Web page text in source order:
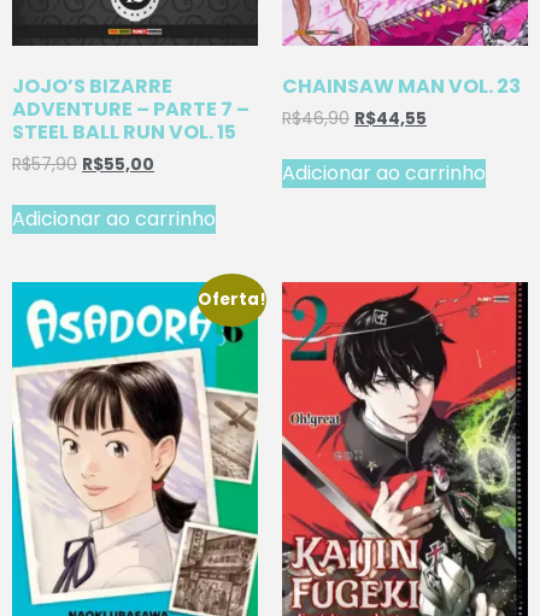
JOJO’S BIZARRE
ADVENTURE – PARTE 7 –
STEEL BALL RUN VOL. 15
R$57,90 R$55,00
Adicionar ao carrinho
CHAINSAW MAN VOL. 23
R$46,90 R$44,55
Adicionar ao carrinho
Oferta!